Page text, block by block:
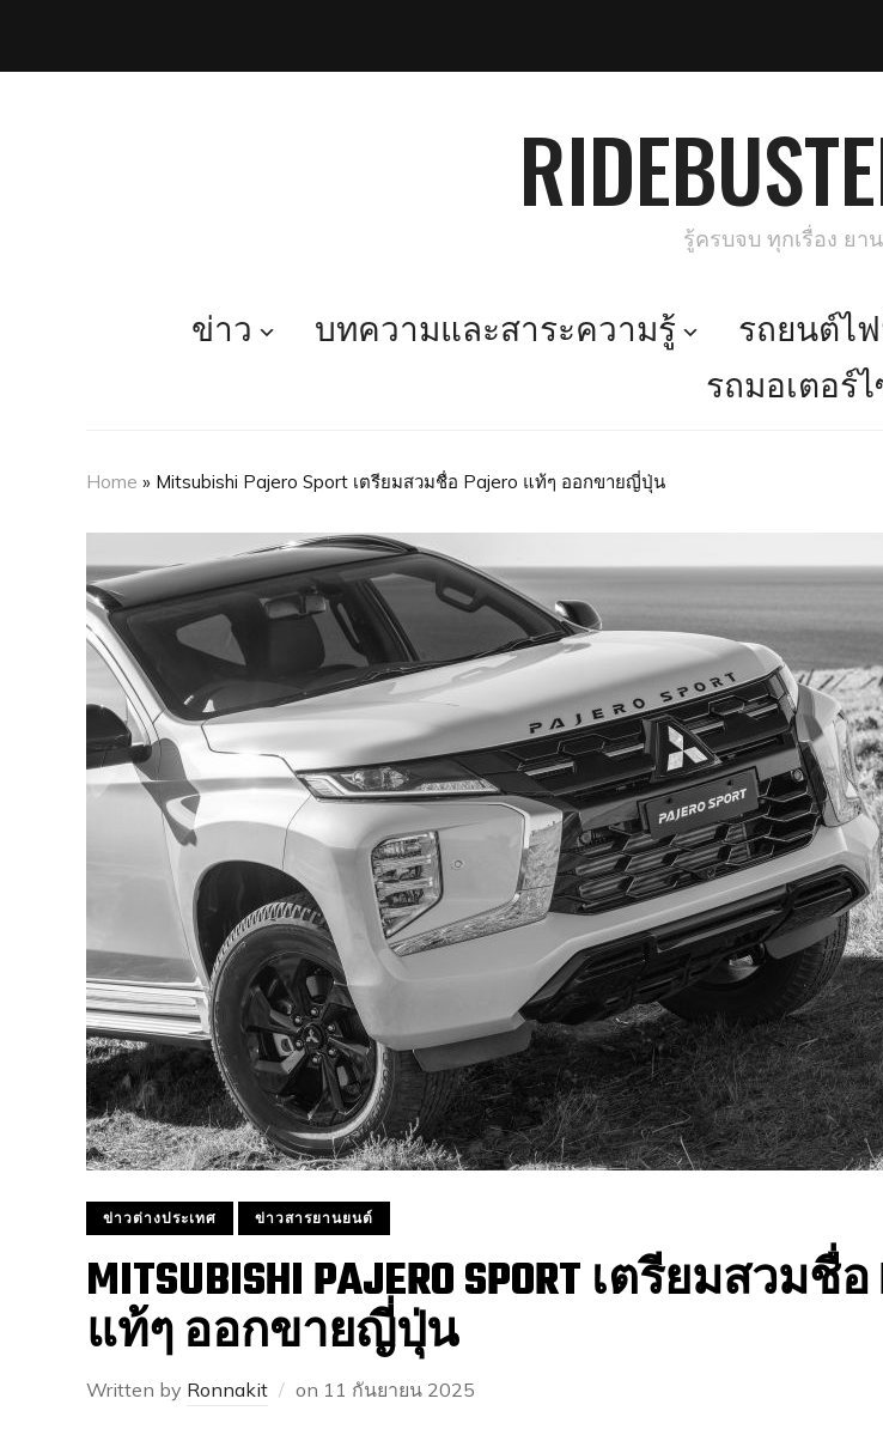
รู้ครบจบ ทุกเรื่อง ยา
ข่าว บทความและสาระความรู้ รถยนต์ไ
รถมอเตอร์
Home » Mitsubishi Pajero Sport เตรียมสวมชื่อ Pajero แท้ๆ ออกขายญี่ปุ่น
ข่าวต่างประเทศ ข่าวสารยานยนต์
MITSUBISHI PAJERO SPORT เตรียมสวมชื่อ
แท้ๆ ออกขายญี่ปุ่น
Written by Ronnakit on 11 กันยายน 2025